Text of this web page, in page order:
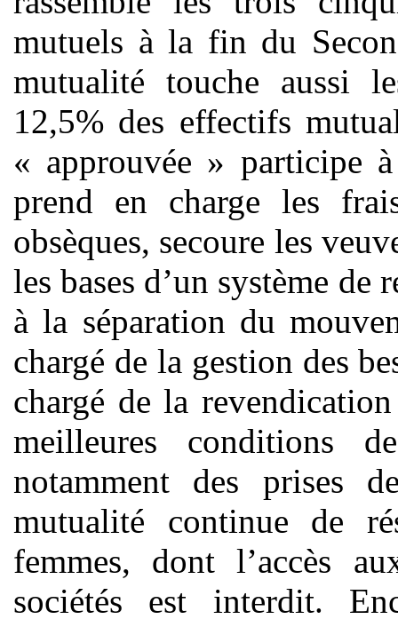
mutuels à la fin du
mutualité touche aussi
12,5% des effectifs
« approuvée » participe
prend en charge les
obsèques, secoure les
les bases d’un système
à la séparation du
chargé de la gestion des
chargé de la
meilleures conditions
notamment des prises
mutualité continue de
femmes, dont l’accès
sociétés est interdit.